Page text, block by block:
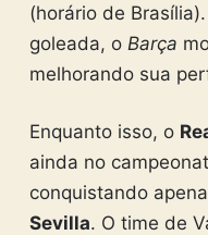
(horário de
goleada, o Barça
melhorando sua
Enquanto isso, o
ainda no
conquistando
Sevilla. O time de